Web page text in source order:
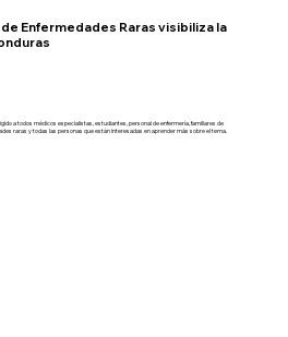
Enfermedades Raras visibiliza la
a todos médicos especialistas, estudiantes, personal de enfermería, familiares de
raras y todas las personas que están interesadas en aprender más sobre el tema.